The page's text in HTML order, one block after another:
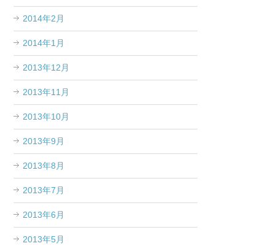
2014年2月
2014年1月
2013年12月
2013年11月
2013年10月
2013年9月
2013年8月
2013年7月
2013年6月
2013年5月